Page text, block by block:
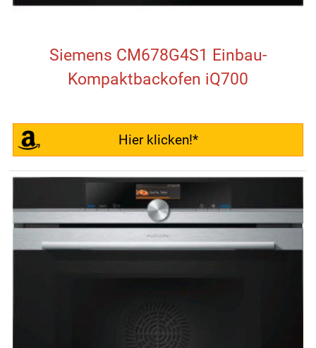
Siemens CM678G4S1 Einbau-
Kompaktbackofen iQ700
Hier klicken!*